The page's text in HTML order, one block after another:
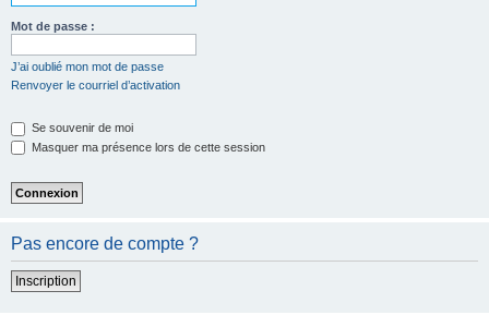
Mot de passe :
J’ai oublié mon mot de passe
Renvoyer le courriel d’activation
Se souvenir de moi
Masquer ma présence lors de cette session
Pas encore de compte ?
Inscription